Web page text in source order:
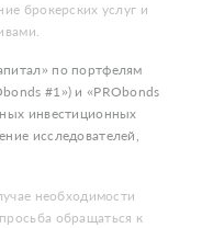
брокерских услуг и
по портфелям
#1») и «PRObonds
инвестиционных
исследователей,
необходимости
обращаться к